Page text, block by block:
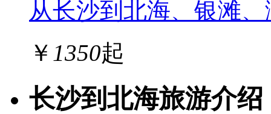
从长沙到北海、银滩
￥ 1350起
长沙到北海旅游介绍